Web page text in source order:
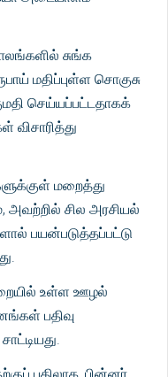
சுங்க
மதிப்புள்ள சொகுசு
செய்யப்பட்டதாகக்
விசாரித்து
மறைத்து
அவற்றில் சில அரசியல்
பயன்படுத்தப்பட்டு
உள்ள ஊழல்
பதிவு